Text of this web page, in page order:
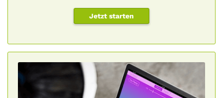
Jetzt starten